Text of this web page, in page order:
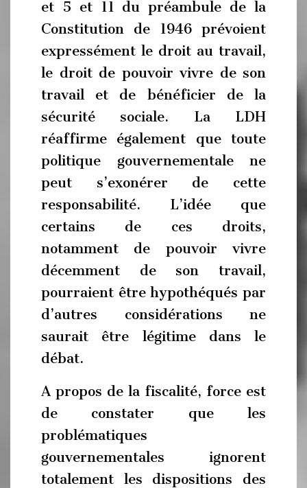
et 5 et 11 du préambule de la
Constitution de 1946 prévoient
expressément le droit au travail,
le droit de pouvoir vivre de son
travail et de bénéficier de la
sécurité sociale. La LDH
réaffirme également que toute
politique gouvernementale ne
peut s’exonérer de cette
responsabilité. L’idée que
certains de ces droits,
notamment de pouvoir vivre
décemment de son travail,
pourraient être hypothéqués par
d’autres considérations ne
saurait être légitime dans le
débat.
A propos de la fiscalité, force est
de constater que les
problématiques
gouvernementales ignorent
totalement les dispositions des